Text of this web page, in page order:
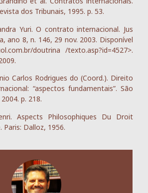
dos Tribunais, 1995. p. 53.
Yuri. O contrato internacional. Jus
ano 8, n. 146, 29 nov. 2003. Disponível
doutrina /texto.asp?id=4527>.
Carlos Rodrigues do (Coord.). Direito
“aspectos fundamentais”. São
p. 218.
Aspects Philosophiques Du Droit
Dalloz, 1956.